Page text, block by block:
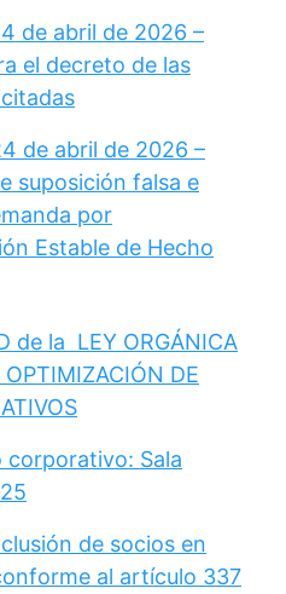
de abril de 2026 –
el decreto de las
de abril de 2026 –
suposición falsa e
por
Estable de Hecho
de la LEY ORGÁNICA
OPTIMIZACIÓN DE
corporativo: Sala
de socios en
al artículo 337